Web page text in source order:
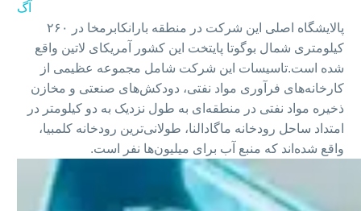
آگ
پالایشگاه اصلی این شرکت در منطقه بارانکابرمخا در ۲۶۰
کیلومتری شمال بوگوتا پایتخت این کشور آمریکای لاتین واقع
شده است.تاسیسات این شرکت شامل مجموعه عظیمی از
کارخانه‌های فرآوری مواد نفتی، دودکش‌های صنعتی و مخازن
ذخیره‌ مواد نفتی در منطقه‌ای به طول نزدیک به دو کیلومتر در
امتداد ساحل رودخانه ماگادالنا، طولانی‌ترین رودخانه کلمبیا،
واقع شده‌اند که منبع آب برای میلیون‌ها نفر است.